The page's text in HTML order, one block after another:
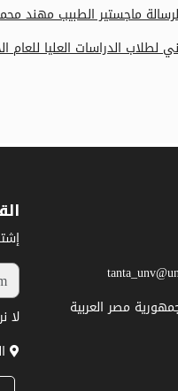
لرسالة ماجستير الطبيب مهند
الدراسات العليا للعام الجامعي
مصر العربية
لا